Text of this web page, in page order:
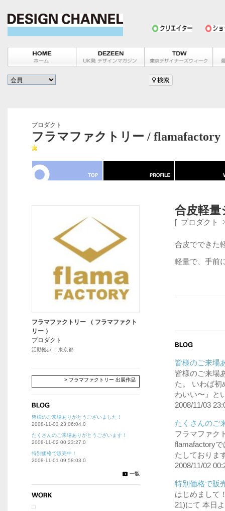
プロダクト
フラマファクトリー / flamafactory
合皮軽
[ プロダクト
合皮でできた
軽量で、手前
皆様のご来場
皆様のご来場
た。 いわば初
わいい〜』と
2008/11/03
たくさんのご
フラマファク
flamafactory
たしておりま
2008/11/02
特別価格で販
はじめまして
21)にて 本日
フラマファクトリー （ フラマファクト
リー ）
プロダクト
活動拠点： 東京都
> フラマファクトリー 出展作品
皆様のご来場ありがとうございました！
2008-11-03 23:06:04.0
たくさんのご来場ありがとうございます！
2008-11-02 00:23:27.0
特別価格で販売中！
2008-11-01 09:58:03.0